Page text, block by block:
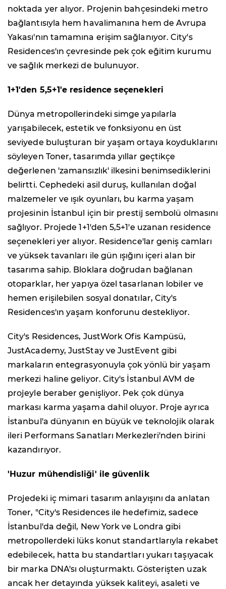
noktada yer alıyor. Projenin bahçesindeki metro
bağlantısıyla hem havalimanına hem de Avrupa
Yakası'nın tamamına erişim sağlanıyor. City's
Residences'ın çevresinde pek çok eğitim kurumu
ve sağlık merkezi de bulunuyor.
1+1'den 5,5+1'e residence seçenekleri
Dünya metropollerindeki simge yapılarla
yarışabilecek, estetik ve fonksiyonu en üst
seviyede buluşturan bir yaşam ortaya koyduklarını
söyleyen Toner, tasarımda yıllar geçtikçe
değerlenen 'zamansızlık' ilkesini benimsediklerini
belirtti. Cephedeki asil duruş, kullanılan doğal
malzemeler ve ışık oyunları, bu karma yaşam
projesinin İstanbul için bir prestij sembolü olmasını
sağlıyor. Projede 1+1'den 5,5+1'e uzanan residence
seçenekleri yer alıyor. Residence'lar geniş camları
ve yüksek tavanları ile gün ışığını içeri alan bir
tasarıma sahip. Bloklara doğrudan bağlanan
otoparklar, her yapıya özel tasarlanan lobiler ve
hemen erişilebilen sosyal donatılar, City's
Residences'ın yaşam konforunu destekliyor.
City's Residences, JustWork Ofis Kampüsü,
JustAcademy, JustStay ve JustEvent gibi
markaların entegrasyonuyla çok yönlü bir yaşam
merkezi haline geliyor. City's İstanbul AVM de
projeyle beraber genişliyor. Pek çok dünya
markası karma yaşama dahil oluyor. Proje ayrıca
İstanbul'a dünyanın en büyük ve teknolojik olarak
ileri Performans Sanatları Merkezleri'nden birini
kazandırıyor.
'Huzur mühendisliği' ile güvenlik
Projedeki iç mimari tasarım anlayışını da anlatan
Toner, "City's Residences ile hedefimiz, sadece
İstanbul'da değil, New York ve Londra gibi
metropollerdeki lüks konut standartlarıyla rekabet
edebilecek, hatta bu standartları yukarı taşıyacak
bir marka DNA'sı oluşturmaktı. Gösterişten uzak
ancak her detayında yüksek kaliteyi, asaleti ve